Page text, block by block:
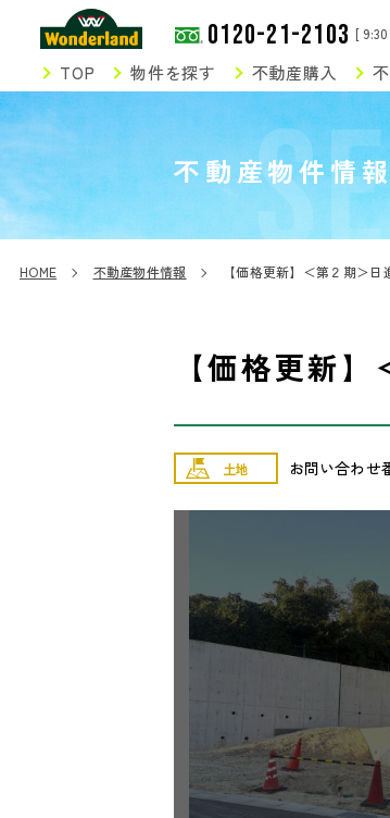
0120-21-2103 [
TOP 物件を探す 不動産購入
不動産物件情
HOME 不動産物件情報 【価格更新】＜第２期＞
【価格更新
土地 お問い合わせ